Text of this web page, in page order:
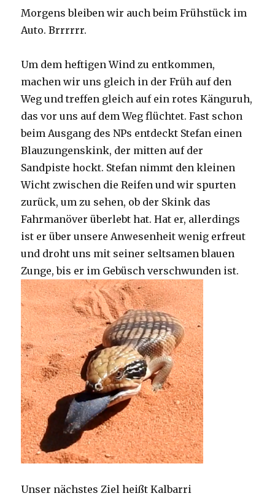
Morgens bleiben wir auch beim Frühstück im
Auto. Brrrrrr.
Um dem heftigen Wind zu entkommen,
machen wir uns gleich in der Früh auf den
Weg und treffen gleich auf ein rotes Känguruh,
das vor uns auf dem Weg flüchtet. Fast schon
beim Ausgang des NPs entdeckt Stefan einen
Blauzungenskink, der mitten auf der
Sandpiste hockt. Stefan nimmt den kleinen
Wicht zwischen die Reifen und wir spurten
zurück, um zu sehen, ob der Skink das
Fahrmanöver überlebt hat. Hat er, allerdings
ist er über unsere Anwesenheit wenig erfreut
und droht uns mit seiner seltsamen blauen
Zunge, bis er im Gebüsch verschwunden ist.
Unser nächstes Ziel heißt Kalbarri